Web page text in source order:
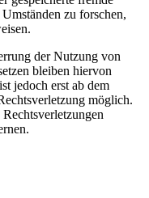
zu forschen,
der Nutzung von
bleiben hiervon
jedoch erst ab dem
möglich.